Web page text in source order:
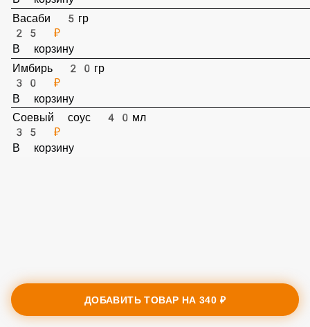
В корзину
Васаби 5гр
25 ₽
В корзину
Имбирь 20гр
30 ₽
В корзину
Соевый соус 40мл
ДОБАВИТЬ ТОВАР НА340 ₽